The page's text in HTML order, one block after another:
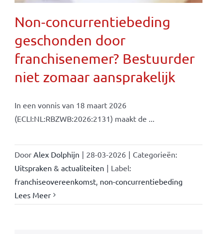
Non-concurrentiebeding
geschonden door
franchisenemer? Bestuurder
niet zomaar aansprakelijk
In een vonnis van 18 maart 2026
(ECLI:NL:RBZWB:2026:2131) maakt de ...
Door Alex Dolphijn | 28-03-2026 | Categorieën:
Uitspraken & actualiteiten | Label:
franchiseovereenkomst, non-concurrentiebeding
Lees Meer